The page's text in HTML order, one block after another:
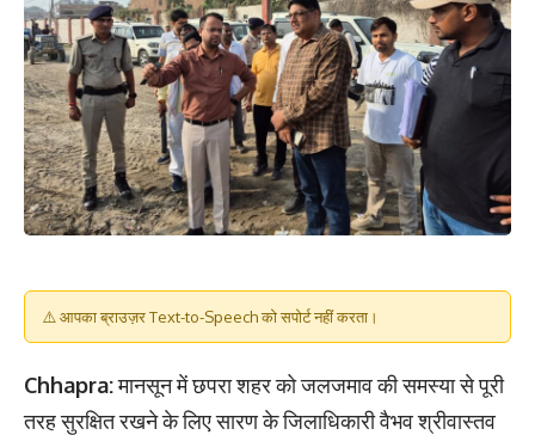
⚠️ आपका ब्राउज़र Text-to-Speech को सपोर्ट नहीं करता।
Chhapra:मानसून में छपरा शहर को जलजमाव की समस्या से पूरी
तरह सुरक्षित रखने के लिए सारण के जिलाधिकारी वैभव श्रीवास्तव